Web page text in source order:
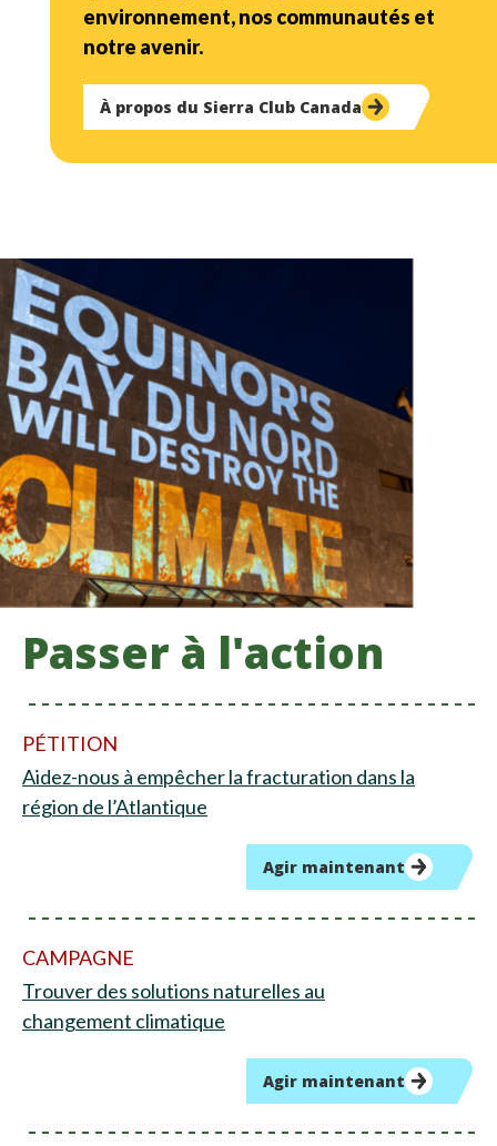
environnement, nos communautés et
notre avenir.
À propos du Sierra Club Canada
Passer à l'action
PÉTITION
Aidez-nous à empêcher la fracturation dans la
région de l’Atlantique
Agir maintenant
CAMPAGNE
Trouver des solutions naturelles au
changement climatique
Agir maintenant